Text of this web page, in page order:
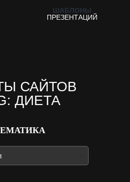
ШАБЛОНЫ
ПРЕЗЕНТАЦИЙ
САЙТОВ
ДИЕТА